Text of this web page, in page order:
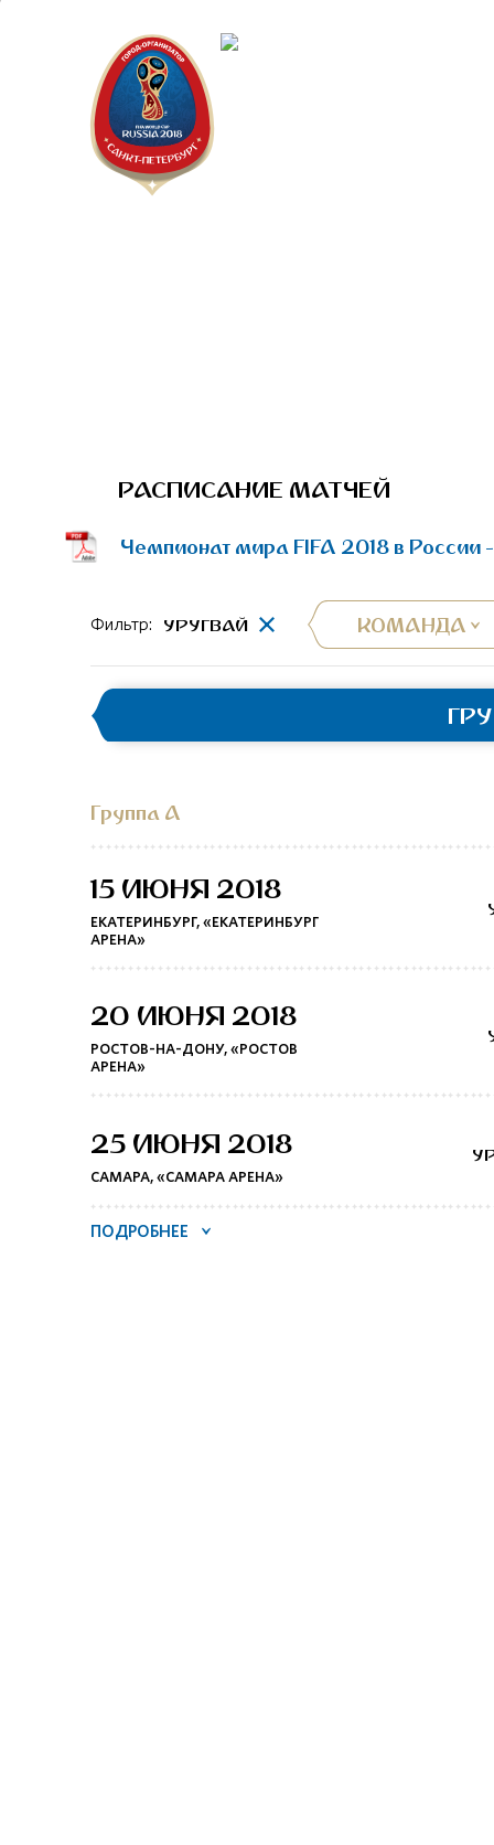
РАСПИСАНИЕ МАТЧЕЙ
Чемпионат мира FIFA 2018 в России
Фильтр: УРУГВАЙ КОМАНДА
Группа A
15 ИЮНЯ 2018
ЕКАТЕРИНБУРГ, «ЕКАТЕРИНБУРГ
АРЕНА»
20 ИЮНЯ 2018
РОСТОВ-НА-ДОНУ, «РОСТОВ
АРЕНА»
25 ИЮНЯ 2018
САМАРА, «САМАРА АРЕНА»
ПОДРОБНЕЕ